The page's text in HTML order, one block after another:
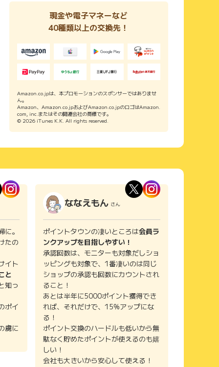
現金や電子マネーなど
40種類以上の交換先！
Amazon.co.jpは、本プロモーションのスポンサーではありませ
ん。
Amazon、Amazon.co.jpおよびAmazon.co.jpのロゴはAmazon.
com, inc.またはその関連会社の商標です。
© 2026 iTunes K.K. All rights reserved.
。
たの
イト
と
知っ
ポイ
虜に
ななえもん さん
ポイントタウンの凄いところは会員ラ
ンクアップを目指しやすい！
承認回数は、モニターも対象だしショ
ッピングも対象で、1番凄いのは同じ
ショップの承認も回数にカウントされ
ること！
あとは半年に5000ポイント獲得でき
れば、それだけで、15%アップにな
る！
ポイント交換のハードルも低いから無
駄なく貯めたポイントが使えるのも嬉
しい！
会社も大きいから安心して使える！